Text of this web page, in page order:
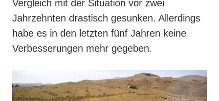
Vergleich mit der Situation vor zwei
Jahrzehnten drastisch gesunken. Allerdings
habe es in den letzten fünf Jahren keine
Verbesserungen mehr gegeben.